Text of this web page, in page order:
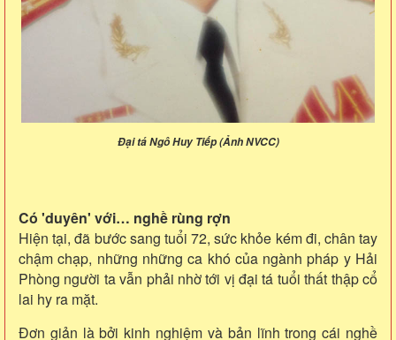
Đại tá Ngô Huy Tiếp (Ảnh NVCC)
Có 'duyên' với… nghề rùng rợn
Hiện tại, đã bước sang tuổi 72, sức khỏe kém đi, chân tay
chậm chạp, những những ca khó của ngành pháp y Hải
Phòng người ta vẫn phải nhờ tới vị đại tá tuổi thất thập cổ
lai hy ra mặt.
Đơn giản là bởi kinh nghiệm và bản lĩnh trong cái nghề